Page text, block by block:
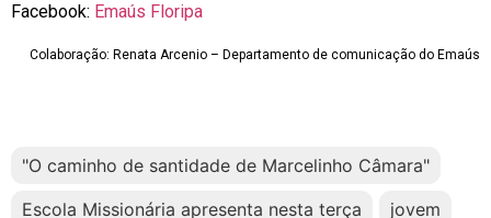
Facebook: Emaús Floripa
Colaboração: Renata Arcenio – Departamento de comunicação do Emaús
"O caminho de santidade de Marcelinho Câmara"
Escola Missionária apresenta nesta terça
jovem